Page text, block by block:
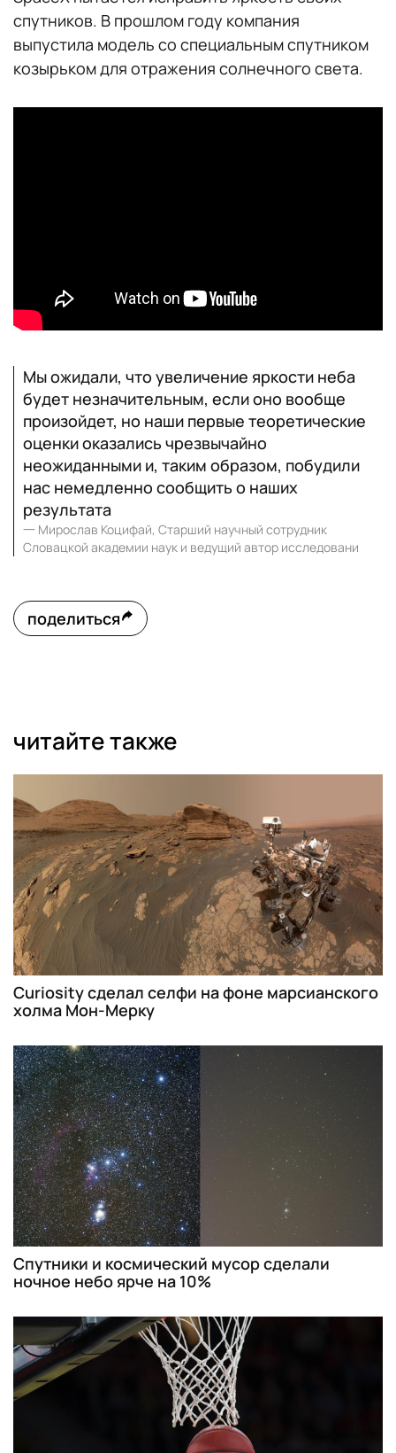
спутников. В прошлом году компания
выпустила модель со специальным спутником
козырьком для отражения солнечного света.
Мы ожидали, что увеличение яркости неба
будет незначительным, если оно вообще
произойдет, но наши первые теоретические
оценки оказались чрезвычайно
неожиданными и, таким образом, побудили
нас немедленно сообщить о наших
результата
一 Мирослав Коцифай, Старший научный сотрудник
Словацкой академии наук и ведущий автор исследовани
поделиться
читайте также
Curiosity сделал селфи на фоне марсианского
холма Мон-Мерку
Спутники и космический мусор сделали
ночное небо ярче на 10%